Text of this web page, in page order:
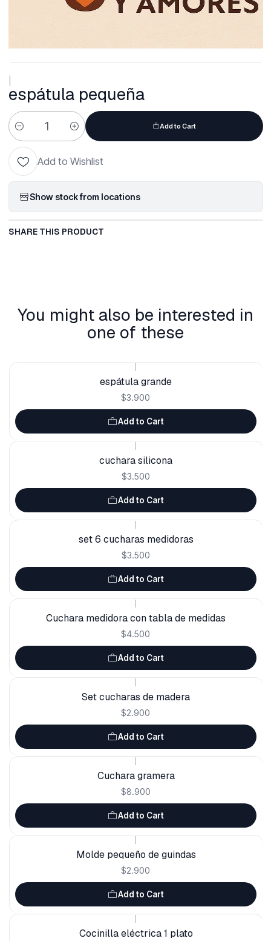
espátula pequeña
Quantity
Add to Cart
Add to Wishlist
Show stock from locations
SHARE THIS PRODUCT
You might also be interested in
one of these
espátula grande
$3.900
Add to Cart
cuchara silicona
$3.500
Add to Cart
set 6 cucharas medidoras
$3.500
Add to Cart
Cuchara medidora con tabla de medidas
$4.500
Add to Cart
Set cucharas de madera
$2.900
Add to Cart
Cuchara gramera
$8.900
Add to Cart
Molde pequeño de guindas
$2.900
Add to Cart
Cocinilla eléctrica 1 plato